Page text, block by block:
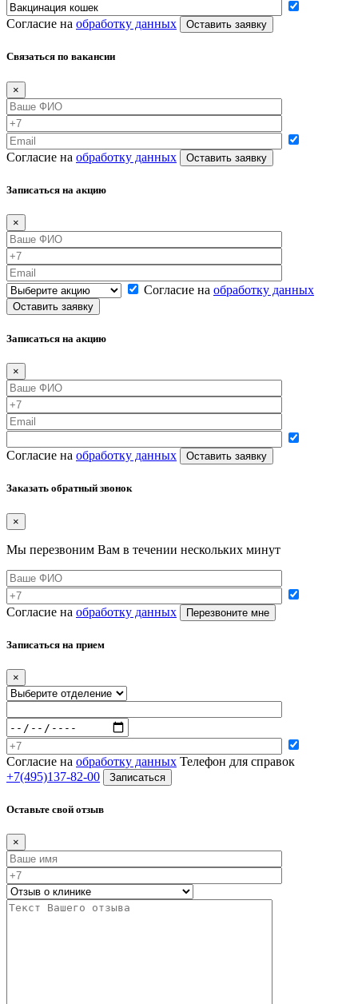
Согласие на обработку данных
Связаться по вакансии
×
Согласие на обработку данных
Записаться на акцию
×
Согласие на обработку данных
Записаться на акцию
×
Согласие на обработку данных
Заказать обратный звонок
×
Мы перезвоним Вам в течении нескольких минут
Согласие на обработку данных
Записаться на прием
×
Согласие на обработку данных Телефон для справок
+7(495)137-82-00
Оставьте свой отзыв
×